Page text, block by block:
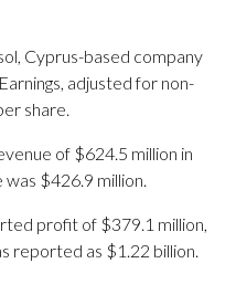
Cyprus-based company
adjusted for non-
share.
of $624.5 million in
$426.9 million.
profit of $379.1 million,
reported as $1.22 billion.